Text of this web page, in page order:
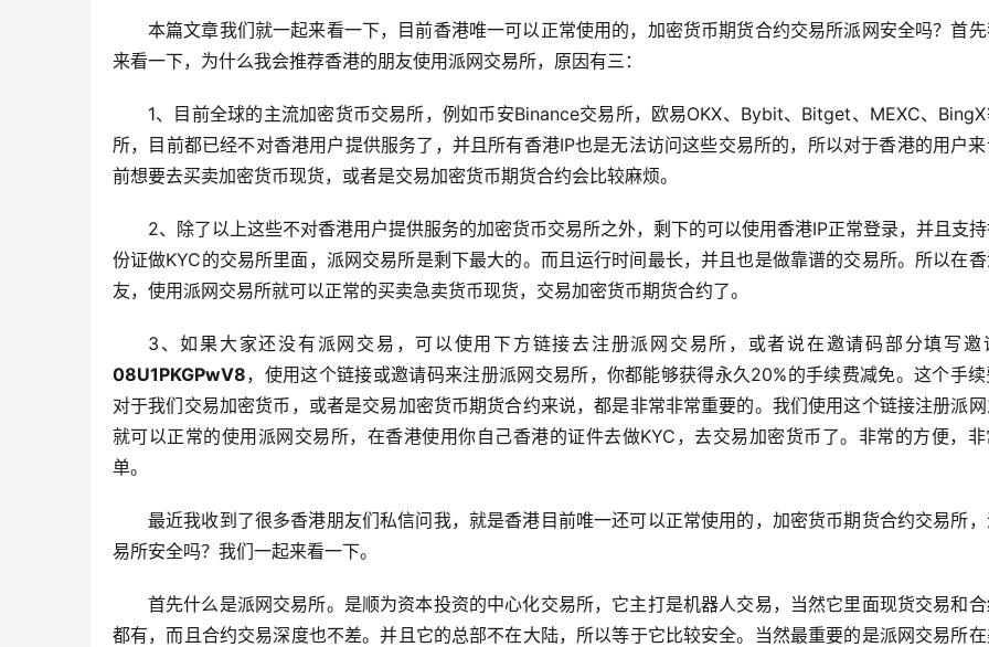
本篇文章我们就一起来看一下，目前香港唯一可以正常使用的，加密货币期货合约交易所派网安全吗？首
来看一下，为什么我会推荐香港的朋友使用派网交易所，原因有三：
1、目前全球的主流加密货币交易所，例如币安Binance交易所，欧易OKX、Bybit、Bitget、MEXC、
所，目前都已经不对香港用户提供服务了，并且所有香港IP也是无法访问这些交易所的，所以对于香港的用户
前想要去买卖加密货币现货，或者是交易加密货币期货合约会比较麻烦。
2、除了以上这些不对香港用户提供服务的加密货币交易所之外，剩下的可以使用香港IP正常登录，并且支
份证做KYC的交易所里面，派网交易所是剩下最大的。而且运行时间最长，并且也是做靠谱的交易所。所以在
友，使用派网交易所就可以正常的买卖急卖货币现货，交易加密货币期货合约了。
3、如果大家还没有派网交易，可以使用下方链接去注册派网交易所，或者说在邀请码部分填写邀
08U1PKGPwV8，使用这个链接或邀请码来注册派网交易所，你都能够获得永久20%的手续费减免。这个手
对于我们交易加密货币，或者是交易加密货币期货合约来说，都是非常非常重要的。我们使用这个链接注册派
就可以正常的使用派网交易所，在香港使用你自己香港的证件去做KYC，去交易加密货币了。非常的方便，
单。
最近我收到了很多香港朋友们私信问我，就是香港目前唯一还可以正常使用的，加密货币期货合约交易所
易所安全吗？我们一起来看一下。
首先什么是派网交易所。是顺为资本投资的中心化交易所，它主打是机器人交易，当然它里面现货交易和
都有，而且合约交易深度也不差。并且它的总部不在大陆，所以等于它比较安全。当然最重要的是派网交易所